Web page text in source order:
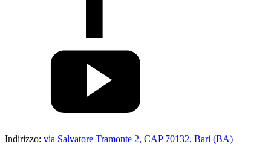
Indirizzo: via Salvatore Tramonte 2, CAP 70132, Bari (BA)